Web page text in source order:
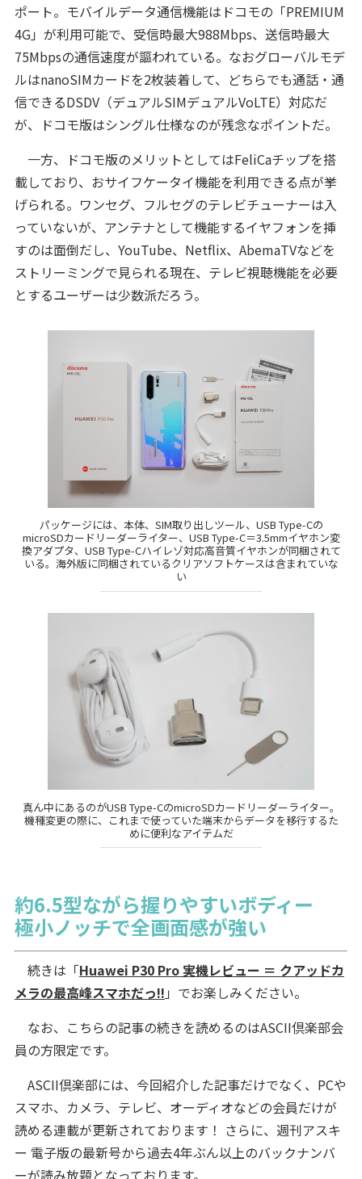
ポート。モバイルデータ通信機能はドコモの「PREMIUM
4G」が利用可能で、受信時最大988Mbps、送信時最大
75Mbpsの通信速度が謳われている。なおグローバルモデ
ルはnanoSIMカードを2枚装着して、どちらでも通話・通
信できるDSDV（デュアルSIMデュアルVoLTE）対応だ
が、ドコモ版はシングル仕様なのが残念なポイントだ。
一方、ドコモ版のメリットとしてはFeliCaチップを搭
載しており、おサイフケータイ機能を利用できる点が挙
げられる。ワンセグ、フルセグのテレビチューナーは入
っていないが、アンテナとして機能するイヤフォンを挿
すのは面倒だし、YouTube、Netflix、AbemaTVなどを
ストリーミングで見られる現在、テレビ視聴機能を必要
とするユーザーは少数派だろう。
パッケージには、本体、SIM取り出しツール、USB Type-Cの
microSDカードリーダーライター、USB Type-C＝3.5mmイヤホン変
換アダプタ、USB Type-Cハイレゾ対応高音質イヤホンが同梱されて
いる。海外版に同梱されているクリアソフトケースは含まれていな
い
真ん中にあるのがUSB Type-CのmicroSDカードリーダーライター。
機種変更の際に、これまで使っていた端末からデータを移行するた
めに便利なアイテムだ
約6.5型ながら握りやすいボディー
極小ノッチで全画面感が強い
続きは「Huawei P30 Pro 実機レビュー ＝ クアッドカ
メラの最高峰スマホだっ!! 」でお楽しみください。
なお、こちらの記事の続きを読めるのはASCII倶楽部会
員の方限定です。
ASCII倶楽部には、今回紹介した記事だけでなく、PCや
スマホ、カメラ、テレビ、オーディオなどの会員だけが
読める連載が更新されております！ さらに、週刊アスキ
ー 電子版の最新号から過去4年ぶん以上のバックナンバ